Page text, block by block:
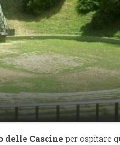
delle Cascine per ospitare